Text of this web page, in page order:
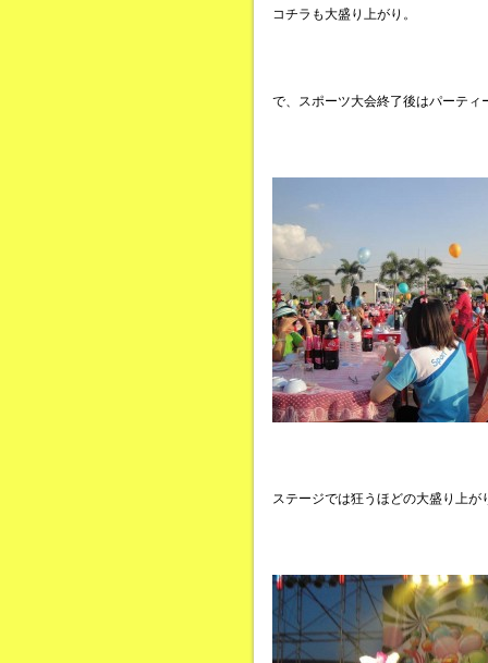
コチラも大盛り上がり。
で、スポーツ大会終了後はパーティ
ステージでは狂うほどの大盛り上が